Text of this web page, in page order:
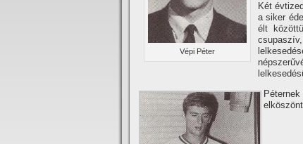
Vépi Péter
Két
a siker
élt